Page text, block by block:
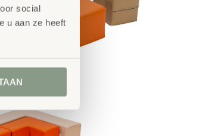
social
u aan ze heeft